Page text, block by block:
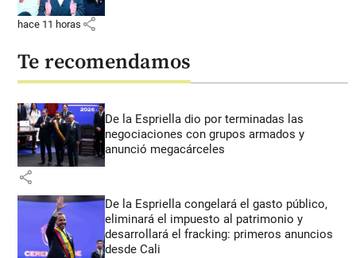
hace 11 horas share
Te recomendamos
De la Espriella dio por terminadas las
negociaciones con grupos armados y
anunció megacárceles
share
De la Espriella congelará el gasto público,
eliminará el impuesto al patrimonio y
desarrollará el fracking: primeros anuncios
desde Cali